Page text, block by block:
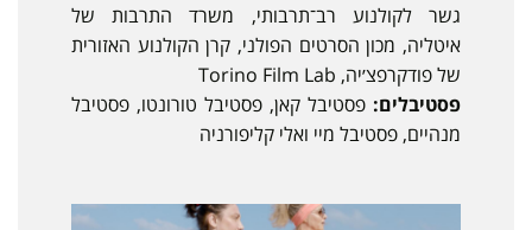
גשר לקולנוע רב־תרבותי, משרד התרבות של
איטליה, מכון הסרטים הפולני, קרן הקולנוע האזורית
של פודקרפצ׳יה, Torino Film Lab
פסטיבלים: פסטיבל קאן, פסטיבל טורונטו, פסטיבל
מנהיים, פסטיבל מיי ואלי קליפורניה